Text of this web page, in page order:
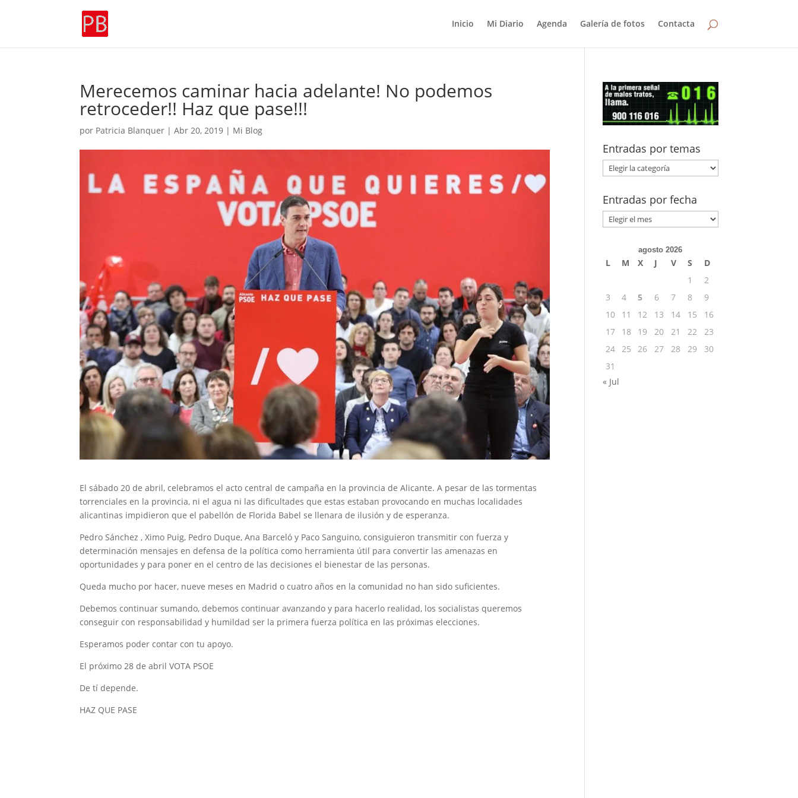
Inicio Mi Diario Agenda Galería de fotos Contacta
Merecemos caminar hacia adelante! No podemos
retroceder!! Haz que pase!!!
por Patricia Blanquer |Abr 20, 2019 | Mi Blog
El sábado 20 de abril, celebramos el acto central de campaña en la provincia de Alicante. A pesar de las tormentas
torrenciales en la provincia, ni el agua ni las dificultades que estas estaban provocando en muchas localidades
alicantinas impidieron que el pabellón de Florida Babel se llenara de ilusión y de esperanza.
Pedro Sánchez , Ximo Puig, Pedro Duque, Ana Barceló y Paco Sanguino, consiguieron transmitir con fuerza y
determinación mensajes en defensa de la política como herramienta útil para convertir las amenazas en
oportunidades y para poner en el centro de las decisiones el bienestar de las personas.
Queda mucho por hacer, nueve meses en Madrid o cuatro años en la comunidad no han sido suficientes.
Debemos continuar sumando, debemos continuar avanzando y para hacerlo realidad, los socialistas queremos
conseguir con responsabilidad y humildad ser la primera fuerza política en las próximas elecciones.
Esperamos poder contar con tu apoyo.
El próximo 28 de abril VOTA PSOE
De tí depende.
HAZ QUE PASE
Entradas por temas
Entradas
por
temas
Entradas por fecha
Entradas
por
agosto 2026
L M X J V S
D
1
2
3
4 5 6 7 8
9
10
11 12 13 14 15
16
17
18 19 20 21 22
23
24 25 26 27 28 29
30
31
« Jul